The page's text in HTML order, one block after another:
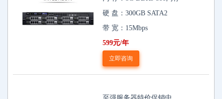
硬 盘：300GB SATA2
带 宽：15Mbps
599元/年
立即咨询